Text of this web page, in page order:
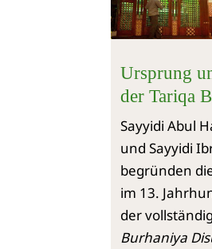
Ursprung
der Tariqa
Sayyidi Abul
und Sayyidi
begründen
im 13.
der
Burhaniya